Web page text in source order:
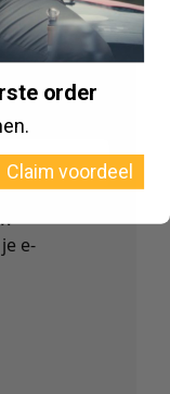
e-
order
Claim voordeel